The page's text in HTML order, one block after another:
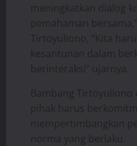
meningkatkan dialog
pemahaman
Tirtoyuliono, “Kita
kesantunan dalam
berinteraksi” ujarnya.
Bambang Tirtoyuliono
pihak harus
mempertimbangkan
norma yang berlaku.